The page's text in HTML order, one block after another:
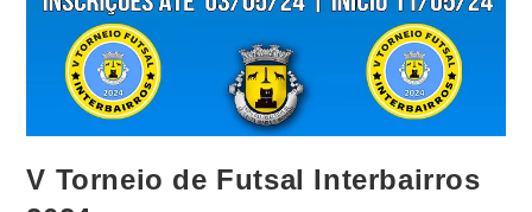
V Torneio de Futsal Interbairros